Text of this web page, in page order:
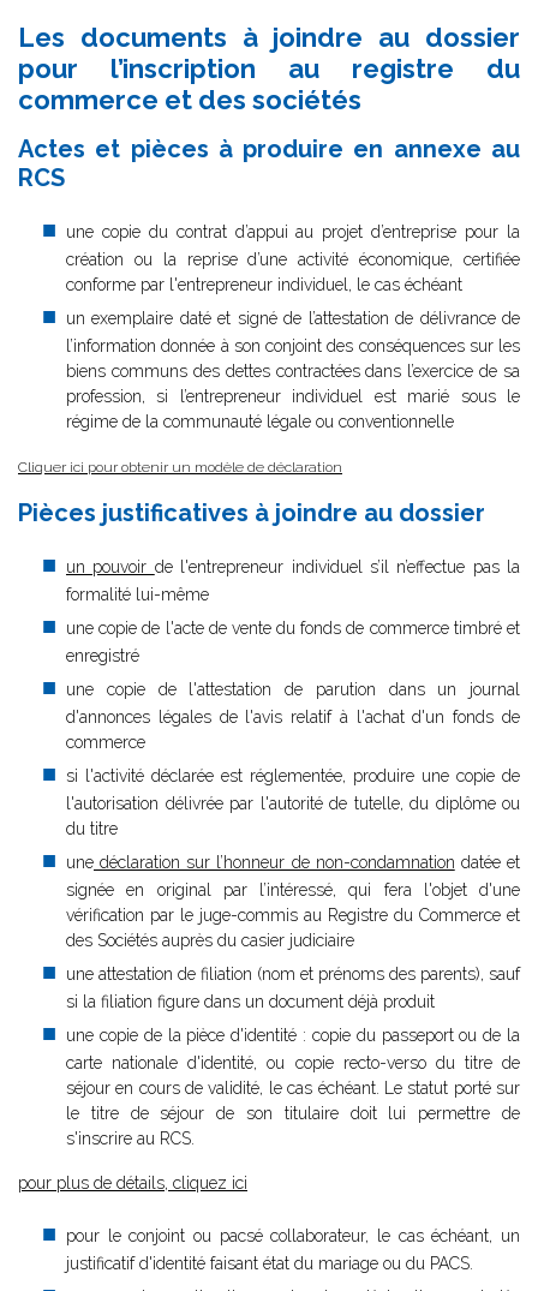
Les documents à joindre au dossier
pour l’inscription au registre du
commerce et des sociétés
Actes et pièces à produire en annexe au
RCS
une copie du contrat d’appui au projet d’entreprise pour la
création ou la reprise d’une activité économique, certifiée
conforme par l'entrepreneur individuel, le cas échéant
un exemplaire daté et signé de l’attestation de délivrance de
l’information donnée à son conjoint des conséquences sur les
biens communs des dettes contractées dans l’exercice de sa
profession, si l’entrepreneur individuel est marié sous le
régime de la communauté légale ou conventionnelle
Cliquer ici pour obtenir un modèle de déclaration
Pièces justificatives à joindre au dossier
un pouvoir de l'entrepreneur individuel s’il n’effectue pas la
formalité lui-même
une copie de l'acte de vente du fonds de commerce timbré et
enregistré
une copie de l'attestation de parution dans un journal
d'annonces légales de l'avis relatif à l'achat d'un fonds de
commerce
si l'activité déclarée est réglementée, produire une copie de
l'autorisation délivrée par l'autorité de tutelle, du diplôme ou
du titre
une déclaration sur l’honneur de non-condamnation datée et
signée en original par l’intéressé, qui fera l'objet d'une
vérification par le juge-commis au Registre du Commerce et
des Sociétés auprès du casier judiciaire
une attestation de filiation (nom et prénoms des parents), sauf
si la filiation figure dans un document déjà produit
une copie de la pièce d'identité : copie du passeport ou de la
carte nationale d'identité, ou copie recto-verso du titre de
séjour en cours de validité, le cas échéant. Le statut porté sur
le titre de séjour de son titulaire doit lui permettre de
s'inscrire au RCS.
pour plus de détails, cliquez ici
pour le conjoint ou pacsé collaborateur, le cas échéant, un
justificatif d'identité faisant état du mariage ou du PACS.